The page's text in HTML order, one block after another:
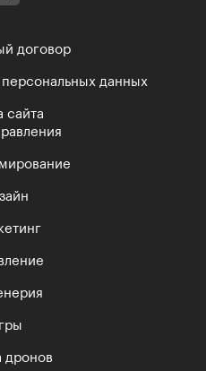
договор
персональных данных
сайта
дронов